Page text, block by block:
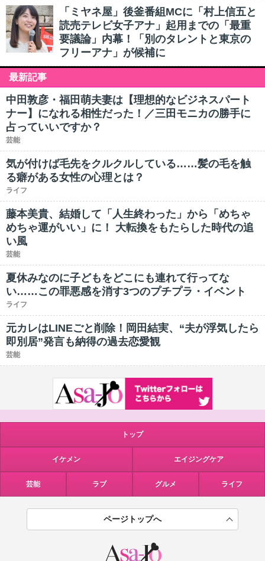
「ミヤネ屋」後釜番組MCに「村上信五と
読売テレビ女子アナ」起用までの「最重
要議論」内幕！「別のタレントと東京の
フリーアナ」が候補に
最新記事
中田敦彦・福田萌夫妻は【理想的なビジネスパート
ナー】になれる相性だった！／三田モニカの勝手に
占っていいですか？
芸能
気が付けば毛先をクルクルしている……髪の毛を触
る癖がある女性の心理とは？
ライフ
藤本美貴、結婚して「人生終わった」から「めちゃ
めちゃ運がいい」に！ 大転換をもたらした時代の追
い風
芸能
夏休みなのに子どもをどこにも連れて行ってな
い……この罪悪感を消す3つのプチプラ・イベント
ライフ
元カレはLINEごと削除！岡田結実、“夫が浮気したら
即別居”発言も納得の過去恋愛観
芸能
トップ
イケメン エイジングケア
芸能 ラブ グルメ ライフ
ページトップへ